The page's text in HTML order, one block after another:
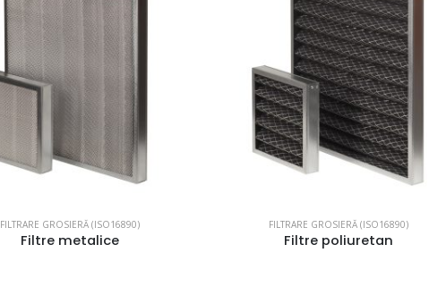
FILTRARE GROSIERĂ (ISO16890)
Filtre metalice
FILTRARE GROSIERĂ (ISO16890)
Filtre poliuretan